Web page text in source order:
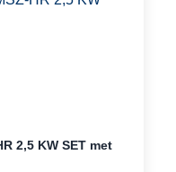
2,5 KW SET met